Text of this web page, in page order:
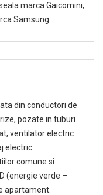
marca Gaicomini,
Samsung.
din conductori de
pozate in tuburi
ventilator electric
electric
comune si
(energie verde –
apartament.